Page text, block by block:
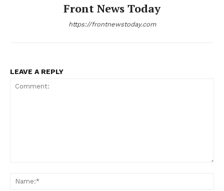
Front News Today
https://frontnewstoday.com
LEAVE A REPLY